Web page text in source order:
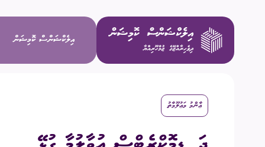
އިލެކްޝަންސް ކޮމިޝަން
ޢާންމު މަޢުލޫމާތު